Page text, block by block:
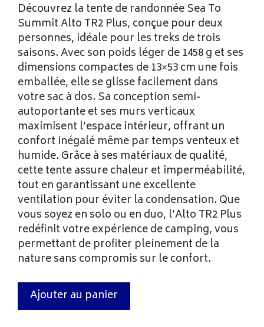
Découvrez la tente de randonnée Sea To
Summit Alto TR2 Plus, conçue pour deux
personnes, idéale pour les treks de trois
saisons. Avec son poids léger de 1458 g et ses
dimensions compactes de 13×53 cm une fois
emballée, elle se glisse facilement dans
votre sac à dos. Sa conception semi-
autoportante et ses murs verticaux
maximisent l’espace intérieur, offrant un
confort inégalé même par temps venteux et
humide. Grâce à ses matériaux de qualité,
cette tente assure chaleur et imperméabilité,
tout en garantissant une excellente
ventilation pour éviter la condensation. Que
vous soyez en solo ou en duo, l’Alto TR2 Plus
redéfinit votre expérience de camping, vous
permettant de profiter pleinement de la
nature sans compromis sur le confort.
Ajouter au panier